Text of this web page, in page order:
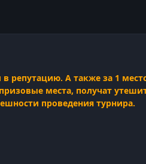
А также за 1
места, получат
проведения турнира.